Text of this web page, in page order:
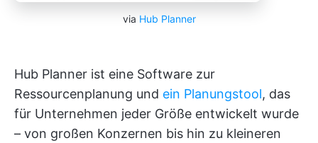
via Hub Planner
Hub Planner ist eine Software zur
Ressourcenplanung und ein Planungstool, das
für Unternehmen jeder Größe entwickelt wurde
– von großen Konzernen bis hin zu kleineren